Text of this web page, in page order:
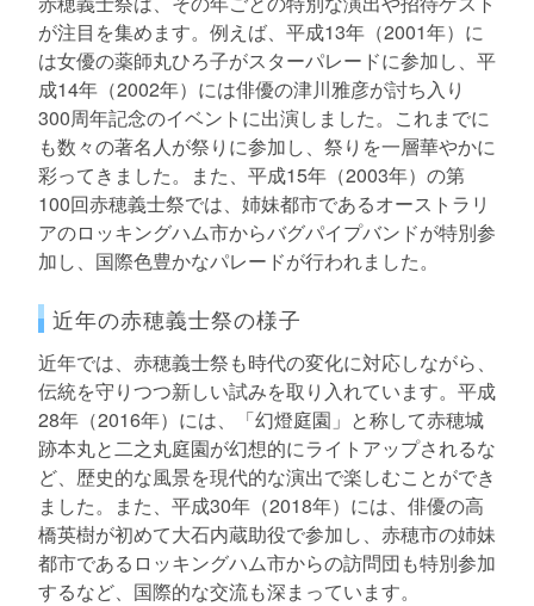
が注目を集めます。例えば、平成13年（2001年）に
は女優の薬師丸ひろ子がスターパレードに参加し、平
成14年（2002年）には俳優の津川雅彦が討ち入り
300周年記念のイベントに出演しました。これまでに
も数々の著名人が祭りに参加し、祭りを一層華やかに
彩ってきました。また、平成15年（2003年）の第
100回赤穂義士祭では、姉妹都市であるオーストラリ
アのロッキングハム市からバグパイプバンドが特別参
加し、国際色豊かなパレードが行われました。
近年の赤穂義士祭の様子
近年では、赤穂義士祭も時代の変化に対応しながら、
伝統を守りつつ新しい試みを取り入れています。平成
28年（2016年）には、「幻燈庭園」と称して赤穂城
跡本丸と二之丸庭園が幻想的にライトアップされるな
ど、歴史的な風景を現代的な演出で楽しむことができ
ました。また、平成30年（2018年）には、俳優の高
橋英樹が初めて大石内蔵助役で参加し、赤穂市の姉妹
都市であるロッキングハム市からの訪問団も特別参加
するなど、国際的な交流も深まっています。